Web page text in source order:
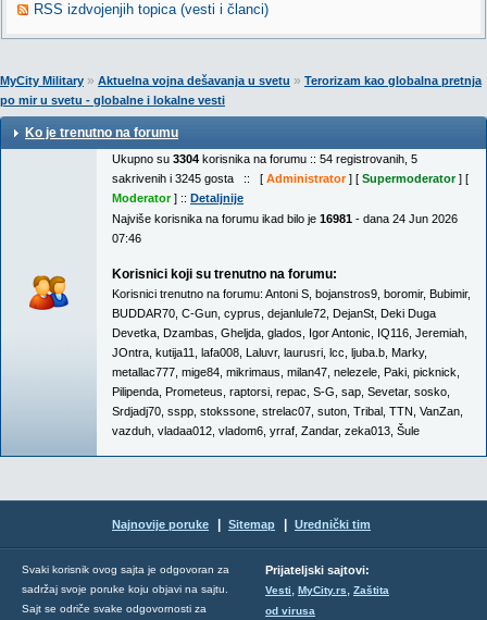
RSS izdvojenjih topica (vesti i članci)
MyCity Military » Aktuelna vojna dešavanja u svetu » Terorizam kao globalna pretnja
po mir u svetu - globalne i lokalne vesti
Ko je trenutno na forumu
Ukupno su 3304 korisnika na forumu :: 54 registrovanih, 5
sakrivenih i 3245 gosta :: [ Administrator] [ Supermoderator] [
Moderator] :: Detaljnije
Najviše korisnika na forumu ikad bilo je 16981 - dana 24 Jun 2026
07:46
Korisnici koji su trenutno na forumu:
Korisnici trenutno na forumu: Antoni S bojanstros9 boromir, Bubimir,
BUDDAR70 C-Gun cyprus dejanlule72 DejanSt Deki Duga
Devetka Dzambas Gheljda glados Igor Antonic IQ116 Jeremiah
JOntra kutija11 lafa008 Laluvr, laurusri lcc ljuba.b Marky,
metallac777 mige84 mikrimaus milan47 nelezele Paki picknick
Pilipenda Prometeus raptorsi repac S-G sap Sevetar, sosko
Srdjadj70 sspp stokssone strelac07 suton Tribal TTN VanZan
vazduh vladaa012 vladom6 yrraf Zandar, zeka013 Šule
Najnovije poruke Sitemap Urednički tim
Svaki korisnik ovog sajta je odgovoran za
sadržaj svoje poruke koju objavi na sajtu.
Sajt se odriče svake odgovornosti za
Prijateljski sajtovi:
Vesti, MyCity.rs, Zaštita
od virusa